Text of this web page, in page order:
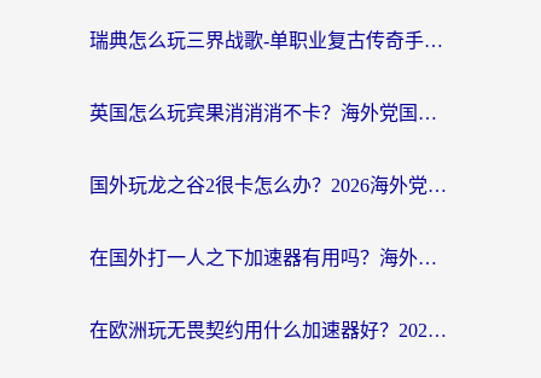
瑞典怎么玩三界战歌-单职业复古传奇手游？海外党国服游戏加速终极指南
英国怎么玩宾果消消消不卡？海外党国服游戏加速终极攻略（附守望第九大陆解决办法）
国外玩龙之谷2很卡怎么办？2026海外党必看的国服游戏加速全攻略
在国外打一人之下加速器有用吗？海外党国服游戏畅玩全攻略
在欧洲玩无畏契约用什么加速器好？2026海外党亲测有效指南